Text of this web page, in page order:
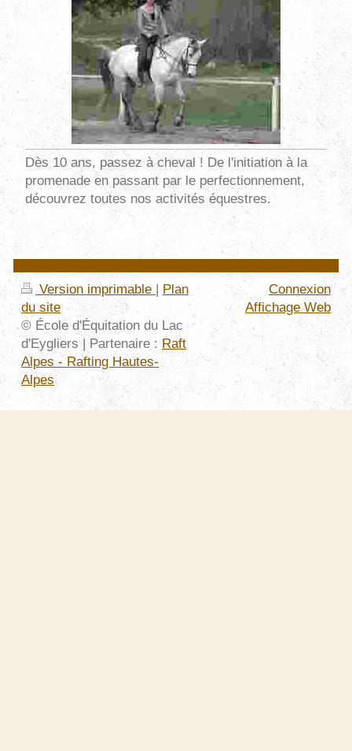
Dès 10 ans, passez à cheval ! De l'initiation à la
promenade en passant par le perfectionnement,
découvrez toutes nos activités équestres.
Version imprimable | Plan
du site
© École d'Équitation du Lac
d'Eygliers | Partenaire : Raft
Alpes - Rafting Hautes-
Alpes
Connexion
Affichage Web